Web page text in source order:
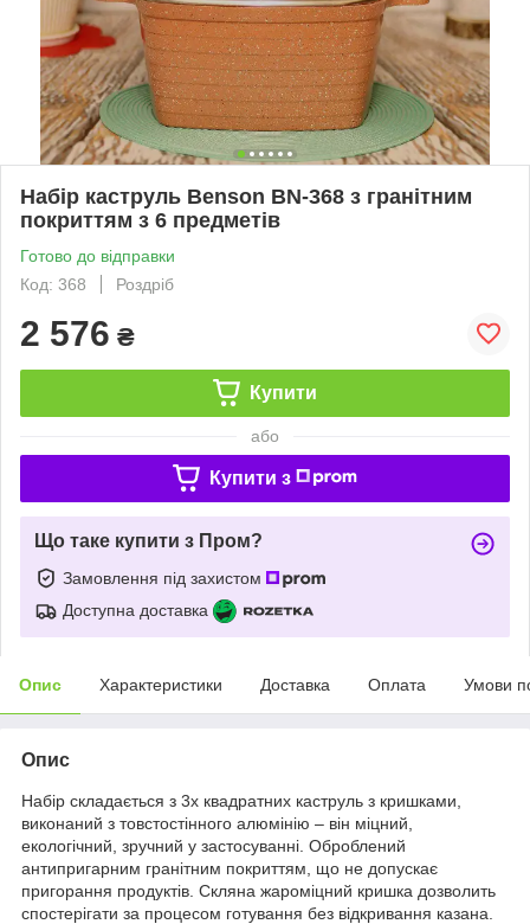
Набір каструль Benson BN-368 з гранітним
покриттям з 6 предметів
Готово до відправки
Код: 368
Роздріб
2 576 ₴
Купити
або
Купити з
Що таке купити з Пром?
Замовлення під захистом
Доступна доставка
Опис Характеристики Доставка Оплата Умови
Опис
Набір складається з 3х квадратних каструль з кришками,
виконаний з товстостінного алюмінію – він міцний,
екологічний, зручний у застосуванні. Оброблений
антипригарним гранітним покриттям, що не допускає
пригорання продуктів. Скляна жароміцний кришка дозволить
спостерігати за процесом готування без відкривання казана.